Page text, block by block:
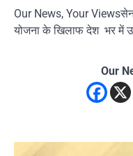
Our News, Your
योजना के खिलाफ देश भर में
Our